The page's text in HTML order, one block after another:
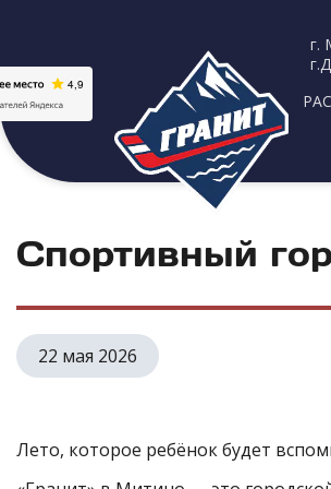
г.
Спортивный
22 мая 2026
Лето, которое ребёнок будет